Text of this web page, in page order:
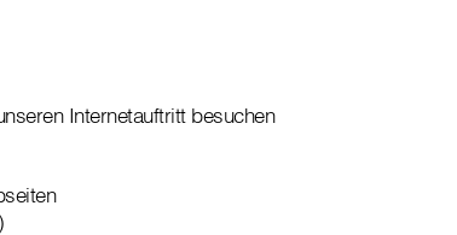
Internetauftritt besuchen